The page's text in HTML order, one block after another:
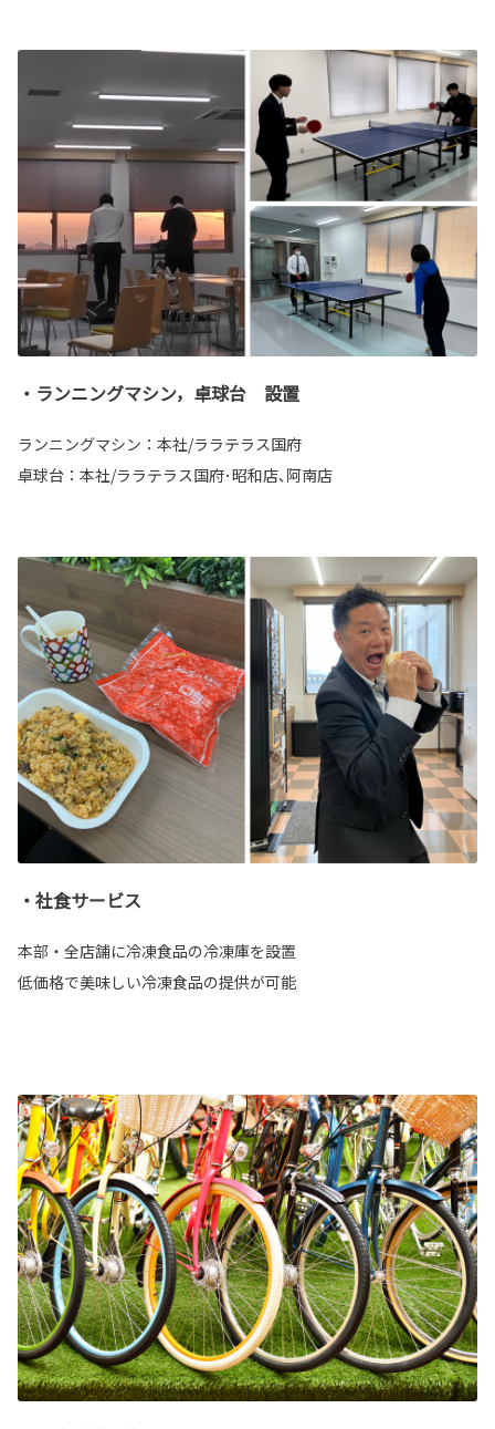
・ランニングマシン，卓球台 設置
ランニングマシン：本社/ララテラス国府
卓球台：本社/ララテラス国府･昭和店､阿南店
・社食サービス
本部・全店舗に冷凍食品の冷凍庫を設置
低価格で美味しい冷凍食品の提供が可能